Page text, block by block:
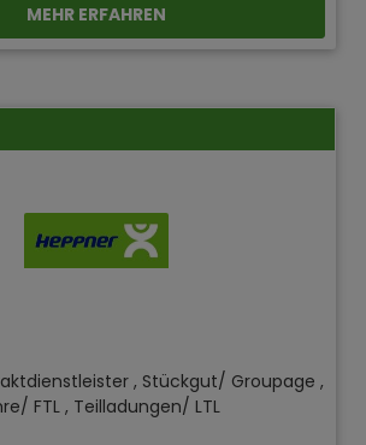
MEHR ERFAHREN
, Stückgut/ Groupage ,
FTL , Teilladungen/ LTL